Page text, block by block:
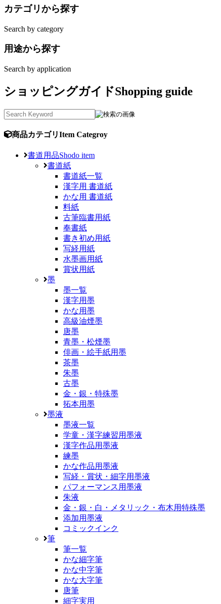
カテゴリから探す
Search by category
用途から探す
Search by application
ショッピングガイドShopping guide
商品カテゴリItem Categroy
書道用品Shodo item
書道紙
書道紙一覧
漢字用 書道紙
かな用 書道紙
料紙
古筆臨書用紙
奉書紙
書き初め用紙
写経用紙
水墨画用紙
賞状用紙
墨
墨一覧
漢字用墨
かな用墨
高級油煙墨
唐墨
青墨・松煙墨
俳画・絵手紙用墨
茶墨
朱墨
古墨
金・銀・特殊墨
拓本用墨
墨液
墨液一覧
学童・漢字練習用墨液
漢字作品用墨液
練墨
かな作品用墨液
写経・賞状・細字用墨液
パフォーマンス用墨液
朱液
金・銀・白・メタリック・布木用特殊墨
添加用墨液
コミックインク
筆
筆一覧
かな細字筆
かな中字筆
かな大字筆
唐筆
細字実用